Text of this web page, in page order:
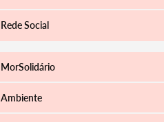
Rede Social
MorSolidário
Ambiente